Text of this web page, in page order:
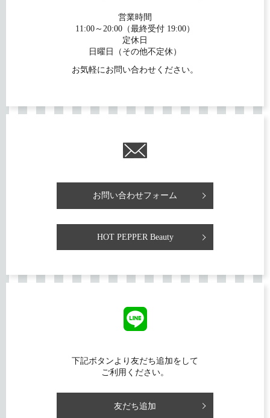
営業時間
11:00～20:00（最終受付 19:00）
定休日
日曜日（その他不定休）
お気軽にお問い合わせください。
お問い合わせフォーム
HOT PEPPER Beauty
下記ボタンより友だち追加をして
ご利用ください。
友だち追加